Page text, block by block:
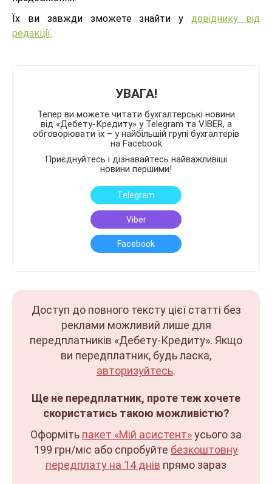
Їх ви завжди зможете знайти у довіднику від
редакції.
УВАГА!
Тепер ви можете читати бухгалтерські новини
від «Дебету-Кредиту» у Telegram та VIBER, а
обговорювати їх – у найбільшій групі бухгалтерів
на Facebook
Приєднуйтесь і дізнавайтесь найважливіші
новини першими!
Telegram
Viber
Facebook
Доступ до повного тексту цієї статті без
реклами можливий лише для
передплатників «Дебету-Кредиту». Якщо
ви передплатник, будь ласка,
авторизуйтесь.
Ще не передплатник, проте теж хочете
скористатись такою можливістю?
Оформіть пакет «Мій асистент»усього за
199 грн/міс або спробуйте безкоштовну
передплату на 14 днів прямо зараз